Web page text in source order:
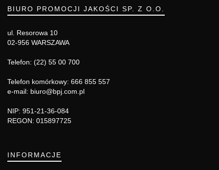
BIURO PROMOCJI JAKOŚCI SP. Z O.O.
ul. Resorowa 10
02-956 WARSZAWA
Telefon: (22) 55 00 700
Telefon komórkowy: 666 855 557
e-mail: biuro@bpj.com.pl
NIP: 951-21-36-084
REGON: 015897725
INFORMACJE